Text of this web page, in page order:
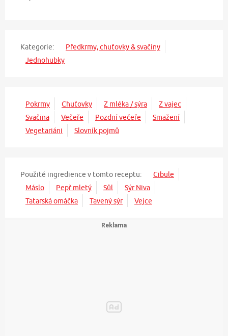
Kategorie:
Předkrmy, chuťovky & svačiny
Jednohubky
Pokrmy Chuťovky Z mléka / sýra
Z vajec
Svačina
Večeře Pozdní večeře
Smažení
Vegetariáni
Slovník pojmů
Použité ingredience v tomto receptu:
Cibule
Máslo
Pepř mletý Sůl
Sýr Niva
Tatarská omáčka
Tavený sýr Vejce